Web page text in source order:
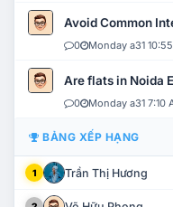
Avoid Common
0 Monday a31
Are flats in Noida
0 Monday a31 7:10
BẢNG XẾP HẠNG
1 Trần Thị Hương